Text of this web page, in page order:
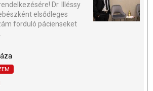
Dr. Illéssy
elsődleges
forduló pácienseket